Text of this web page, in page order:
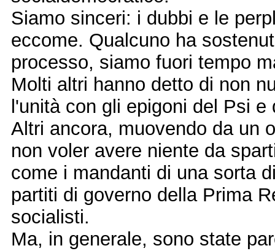
Siamo sinceri: i dubbi e le
eccome. Qualcuno ha
processo, siamo fuori tempo
Molti altri hanno detto di non
l'unità con gli epigoni del Psi e
Altri ancora, muovendo da un
non voler avere niente da
come i mandanti di una sorta
partiti di governo della Prima
socialisti.
Ma, in generale, sono state